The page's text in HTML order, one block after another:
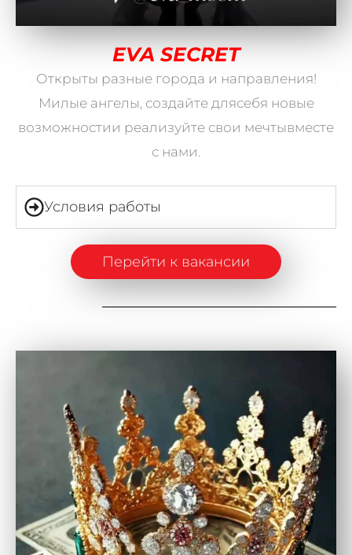
EVA SECRET
Открыты разные города и направления!
Милые ангелы, создайте длясебя новые
возможностии реализуйте свои мечтывместе
с нами.
Условия работы
Перейти к вакансии